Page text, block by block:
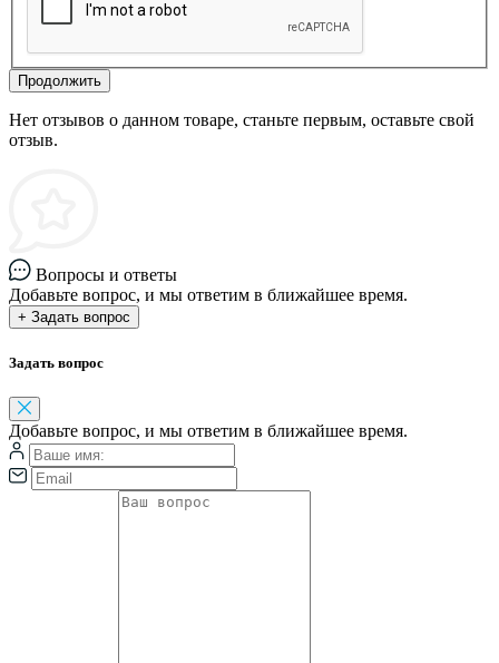
Продолжить
Нет отзывов о данном товаре, станьте первым, оставьте свой
отзыв.
Вопросы и ответы
Добавьте вопрос, и мы ответим в ближайшее время.
+ Задать вопрос
Задать вопрос
Добавьте вопрос, и мы ответим в ближайшее время.